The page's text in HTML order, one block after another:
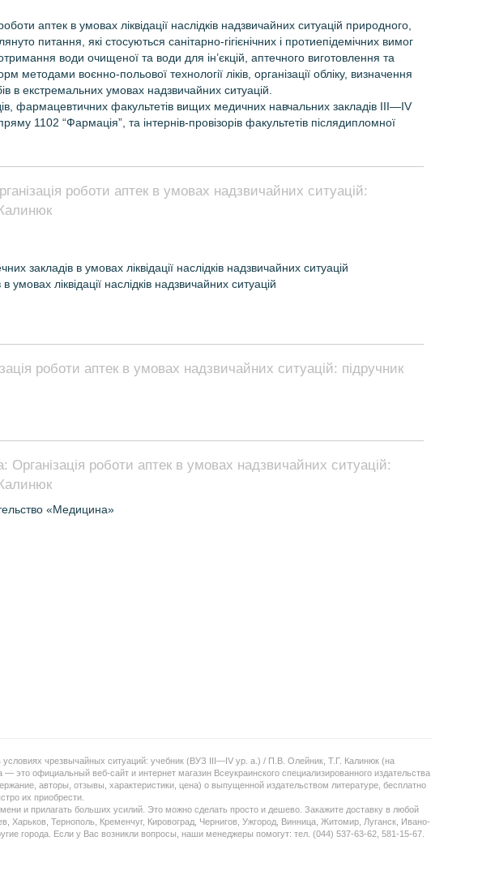
аптек в умовах ліквідації наслідків надзвичайних ситуацій природного,
питання, які стосуються санітарно-гігієнічних і протиепідемічних вимог
води очищеної та води для ін’єкцій, аптечного виготовлення та
методами воєнно-польової технології ліків, організації обліку, визначення
в екстремальних умовах надзвичайних ситуацій.
фармацевтичних факультетів вищих медичних навчальних закладів ІІІ—IV
1102 “Фармація”, та інтернів-провізорів факультетів післядипломної
роботи аптек в умовах надзвичайних ситуацій:
закладів в умовах ліквідації наслідків надзвичайних ситуацій
ліквідації наслідків надзвичайних ситуацій
роботи аптек в умовах надзвичайних ситуацій: підручник
роботи аптек в умовах надзвичайних ситуацій:
«Медицина»
чрезвычайных ситуаций: учебник (ВУЗ III—IV ур. а.) / П.В. Олейник, Т.Г. Калинюк (на
это официальный веб-сайт и интернет магазин Всеукраинского специализированного издательства
авторы, отзывы, характеристики, цена) о выпущенной издательством литературе, бесплатно
их приобрести.
и прилагать больших усилий. Это можно сделать просто и дешево. Закажите доставку в любой
Тернополь, Кременчуг, Кировоград, Чернигов, Ужгород, Винница, Житомир, Луганск, Ивано-
города. Если у Вас возникли вопросы, наши менеджеры помогут: тел. (044) 537-63-62, 581-15-67.